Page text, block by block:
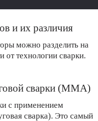
и их различия
можно разделить на
от технологии сварки.
сварки (MMA)
с применением
сварка). Это самый